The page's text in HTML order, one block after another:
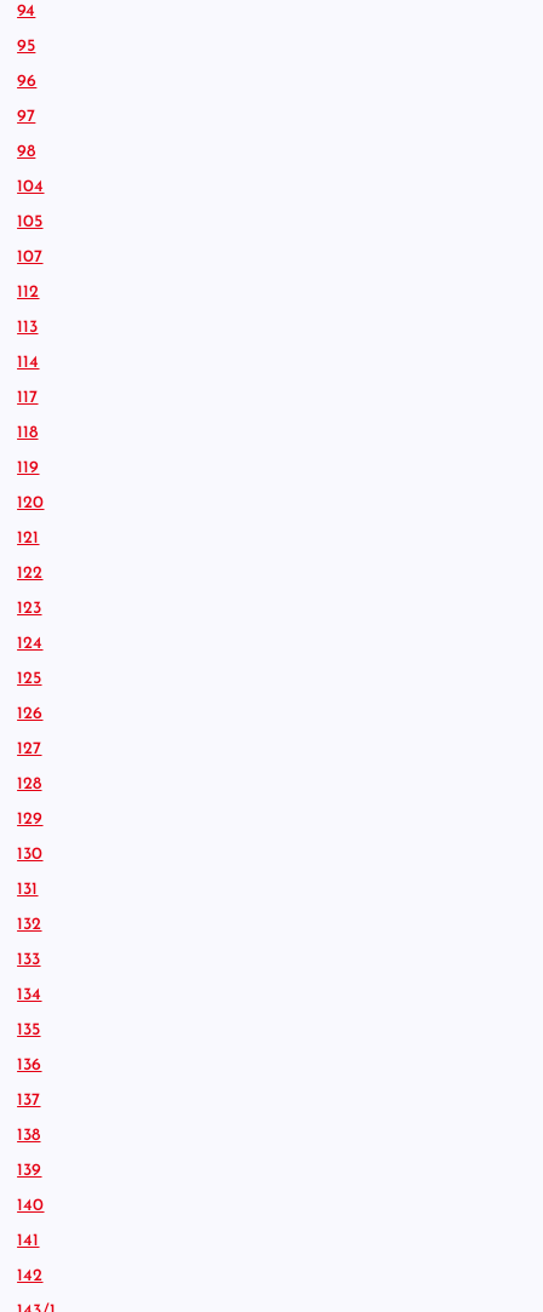
94
95
96
97
98
104
105
107
112
113
114
117
118
119
120
121
122
123
124
125
126
127
128
129
130
131
132
133
134
135
136
137
138
139
140
141
142